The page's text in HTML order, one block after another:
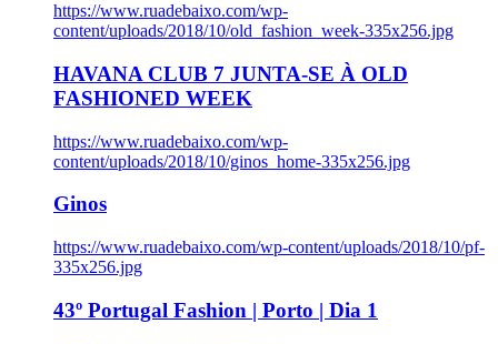
https://www.ruadebaixo.com/wp-
content/uploads/2018/10/old_fashion_week-335x256.jpg
HAVANA CLUB 7 JUNTA-SE À OLD
FASHIONED WEEK
https://www.ruadebaixo.com/wp-
content/uploads/2018/10/ginos_home-335x256.jpg
Ginos
https://www.ruadebaixo.com/wp-content/uploads/2018/10/pf-
335x256.jpg
43º Portugal Fashion | Porto | Dia 1